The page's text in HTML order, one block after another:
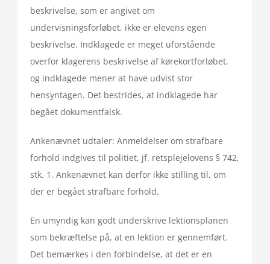
beskrivelse, som er angivet om
undervisningsforløbet, ikke er elevens egen
beskrivelse. Indklagede er meget uforstående
overfor klagerens beskrivelse af kørekortforløbet,
og indklagede mener at have udvist stor
hensyntagen. Det bestrides, at indklagede har
begået dokumentfalsk.
Ankenævnet udtaler: Anmeldelser om strafbare
forhold indgives til politiet, jf. retsplejelovens § 742,
stk. 1. Ankenævnet kan derfor ikke stilling til, om
der er begået strafbare forhold.
En umyndig kan godt underskrive lektionsplanen
som bekræftelse på, at en lektion er gennemført.
Det bemærkes i den forbindelse, at det er en